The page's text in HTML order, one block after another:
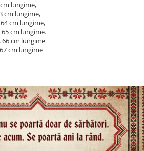
lungime,
cm lungime,
cm lungime,
cm lungime.
66 cm lungime
cm lungime